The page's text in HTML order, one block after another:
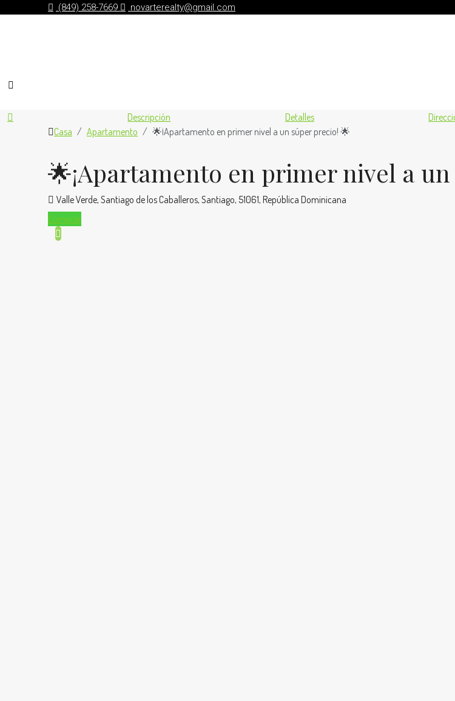
(849) 258-7669 novarterealty@gmail.com
Descripción Detalles
Casa
Apartamento 🌟¡Apartamento en primer nivel a un súper precio! 🌟
🌟¡Apartamento en primer nivel a
Valle Verde, Santiago de los Caballeros, Santiago, 51061, República Dominicana
Comprar